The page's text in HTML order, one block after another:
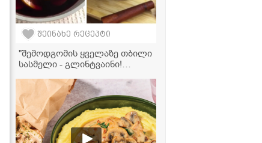
შეინახე რეცეპტი
"შემოდგომის ყველაზე თბილი
სასმელი - გლინტვაინი!
და სწრაფად" - ვიდეორეცეპტი